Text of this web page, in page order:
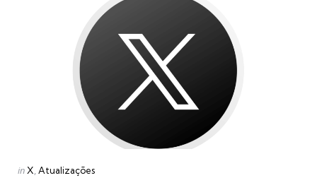
Categories
Posted
inX Atualizações